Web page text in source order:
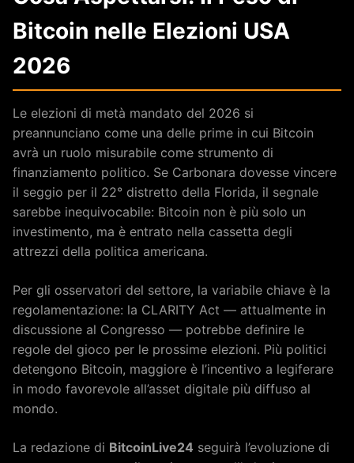
Bitcoin nelle Elezioni USA
2026
Le elezioni di metà mandato del 2026 si
preannunciano come una delle prime in cui Bitcoin
avrà un ruolo misurabile come strumento di
finanziamento politico. Se Carbonara dovesse vincere
il seggio per il 22° distretto della Florida, il segnale
sarebbe inequivocabile: Bitcoin non è più solo un
investimento, ma è entrato nella cassetta degli
attrezzi della politica americana.
Per gli osservatori del settore, la variabile chiave è la
regolamentazione: la CLARITY Act — attualmente in
discussione al Congresso — potrebbe definire le
regole del gioco per le prossime elezioni. Più politici
detengono Bitcoin, maggiore è l’incentivo a legiferare
in modo favorevole all’asset digitale più diffuso al
mondo.
La redazione di BitcoinLive24 seguirà l’evoluzione di